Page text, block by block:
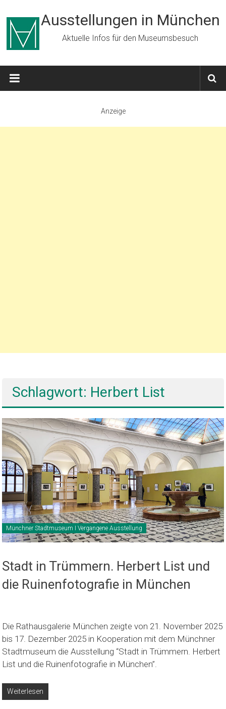
springen
Ausstellungen in München
Aktuelle Infos für den Museumsbesuch
Anzeige
Schlagwort: Herbert List
Münchner Stadtmuseum I Vergangene Ausstellung
Stadt in Trümmern. Herbert List und
die Ruinenfotografie in München
Die Rathausgalerie München zeigte von 21. November 2025
bis 17. Dezember 2025 in Kooperation mit dem Münchner
Stadtmuseum die Ausstellung “Stadt in Trümmern. Herbert
List und die Ruinenfotografie in München”.
Weiterlesen